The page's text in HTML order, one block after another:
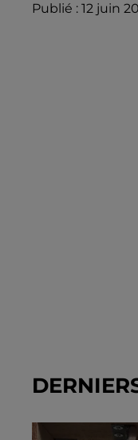
Publié : 12 juin